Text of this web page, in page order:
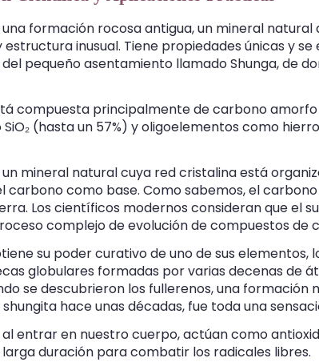
una formación rocosa antigua, un mineral natural
inusual. Tiene propiedades únicas y se
pequeño asentamiento llamado Shunga, de
compuesta principalmente de carbono amorfo
(hasta un 57%) y oligoelementos como
un mineral natural cuya red cristalina está
carbono como base. Como sabemos, el
Los científicos modernos consideran que el
complejo de evolución de compuestos de
su poder curativo de uno de sus elementos,
globulares formadas por varias decenas de
se descubrieron los fullerenos, una formación
hace unas décadas, fue toda una
al entrar en nuestro cuerpo, actúan como
duración para combatir los radicales libres.